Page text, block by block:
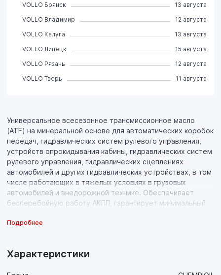
Универсальное всесезонное трансмиссионное масло
(ATF) на минеральной основе для автоматических коробок
передач, гидравлических систем рулевого управления,
устройств опрокидывания кабины, гидравлических систем
рулевого управления, гидравлических сцеплениях
автомобилей и других гидравлических устройствах, в том
числе работающих в тяжелых условиях в грузовых
автомобилей и внедорожной технике. Обеспечивает
бесперебойную работу АКПП, гарантирует минимальный
экономию топлива. Разработано на основании требований
Свойства продукта:
Подробнее
Характеристики
VOLLO Брянск
13 августа
VOLLO Владимир
12 августа
VOLLO Калуга
13 августа
VOLLO Липецк
15 августа
VOLLO Рязань
12 августа
VOLLO Тверь
11 августа